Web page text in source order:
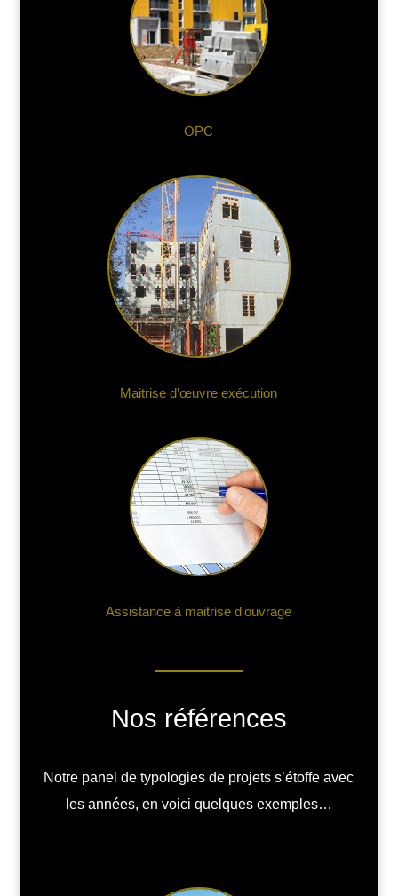
OPC
Maitrise d’œuvre exécution
Assistance à maitrise d'ouvrage
Nos références
Notre panel de typologies de projets s’étoffe avec
les années, en voici quelques exemples…